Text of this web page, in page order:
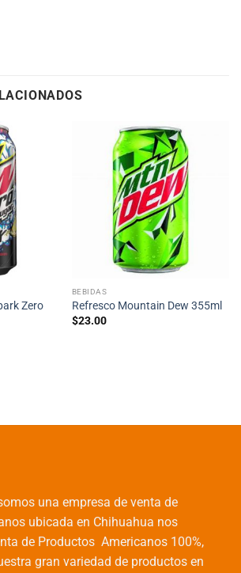
Zero
BEBIDAS
Refresco Mountain Dew 355ml
$23.00
una empresa de venta de
ubicada en Chihuahua nos
de Productos Americanos 100%,
gran variedad de productos en